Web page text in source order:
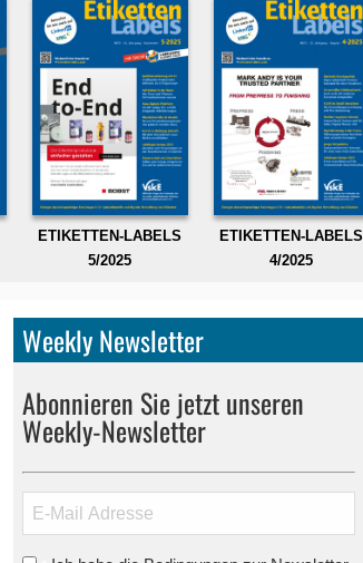
ETIKETTEN-LABELS
5/2025
ETIKETTEN-LABELS
4/2025
Weekly Newsletter
Abonnieren Sie jetzt unseren
Weekly-Newsletter